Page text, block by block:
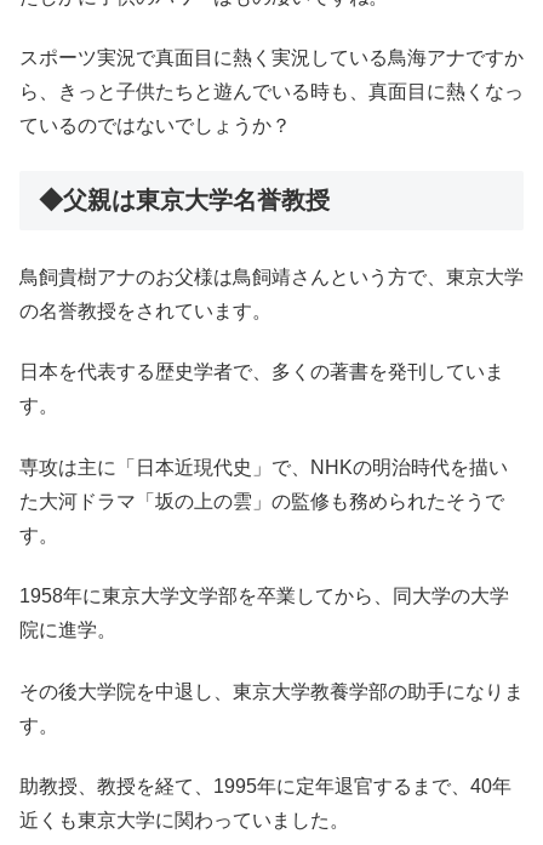
スポーツ実況で真面目に熱く実況している鳥海アナですか
ら、きっと子供たちと遊んでいる時も、真面目に熱くなっ
ているのではないでしょうか？
◆父親は東京大学名誉教授
鳥飼貴樹アナのお父様は鳥飼靖さんという方で、東京大学
の名誉教授をされています。
日本を代表する歴史学者で、多くの著書を発刊していま
す。
専攻は主に「日本近現代史」で、NHKの明治時代を描い
た大河ドラマ「坂の上の雲」の監修も務められたそうで
す。
1958年に東京大学文学部を卒業してから、同大学の大学
院に進学。
その後大学院を中退し、東京大学教養学部の助手になりま
す。
助教授、教授を経て、1995年に定年退官するまで、40年
近くも東京大学に関わっていました。